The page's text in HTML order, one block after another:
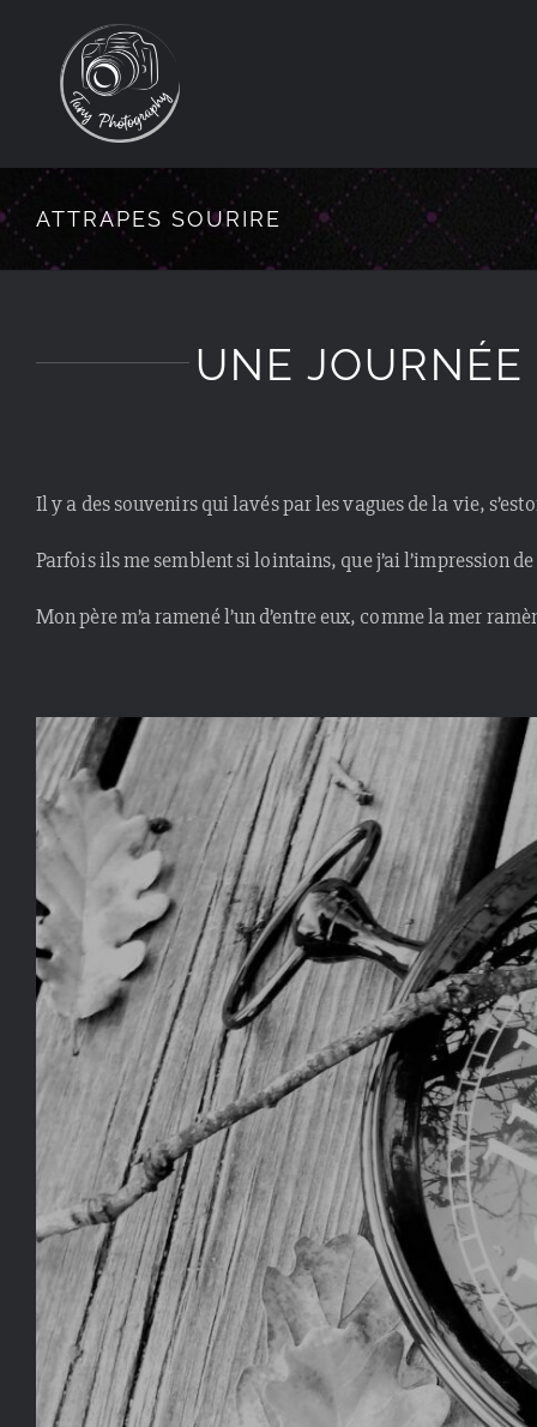
contenu
ATTRAPES SOURIRE
UNE JOURNÉE
Il y a des souvenirs qui lavés par les vagues de la vie,
Parfois ils me semblent si lointains, que j’ai l’impression
Mon père m’a ramené l’un d’entre eux, comme la mer